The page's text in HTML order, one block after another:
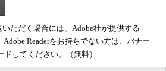
ただく場合には、Adobe社が提供する
Adobe Readerをお持ちでない方は、バナー
してください。（無料）